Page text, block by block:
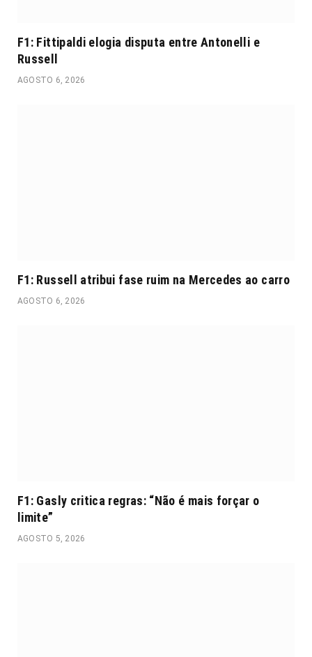
F1: Fittipaldi elogia disputa entre Antonelli e
Russell
AGOSTO 6, 2026
F1: Russell atribui fase ruim na Mercedes ao carro
AGOSTO 6, 2026
F1: Gasly critica regras: “Não é mais forçar o
limite”
AGOSTO 5, 2026